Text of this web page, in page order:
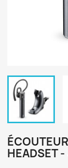
HEADSET